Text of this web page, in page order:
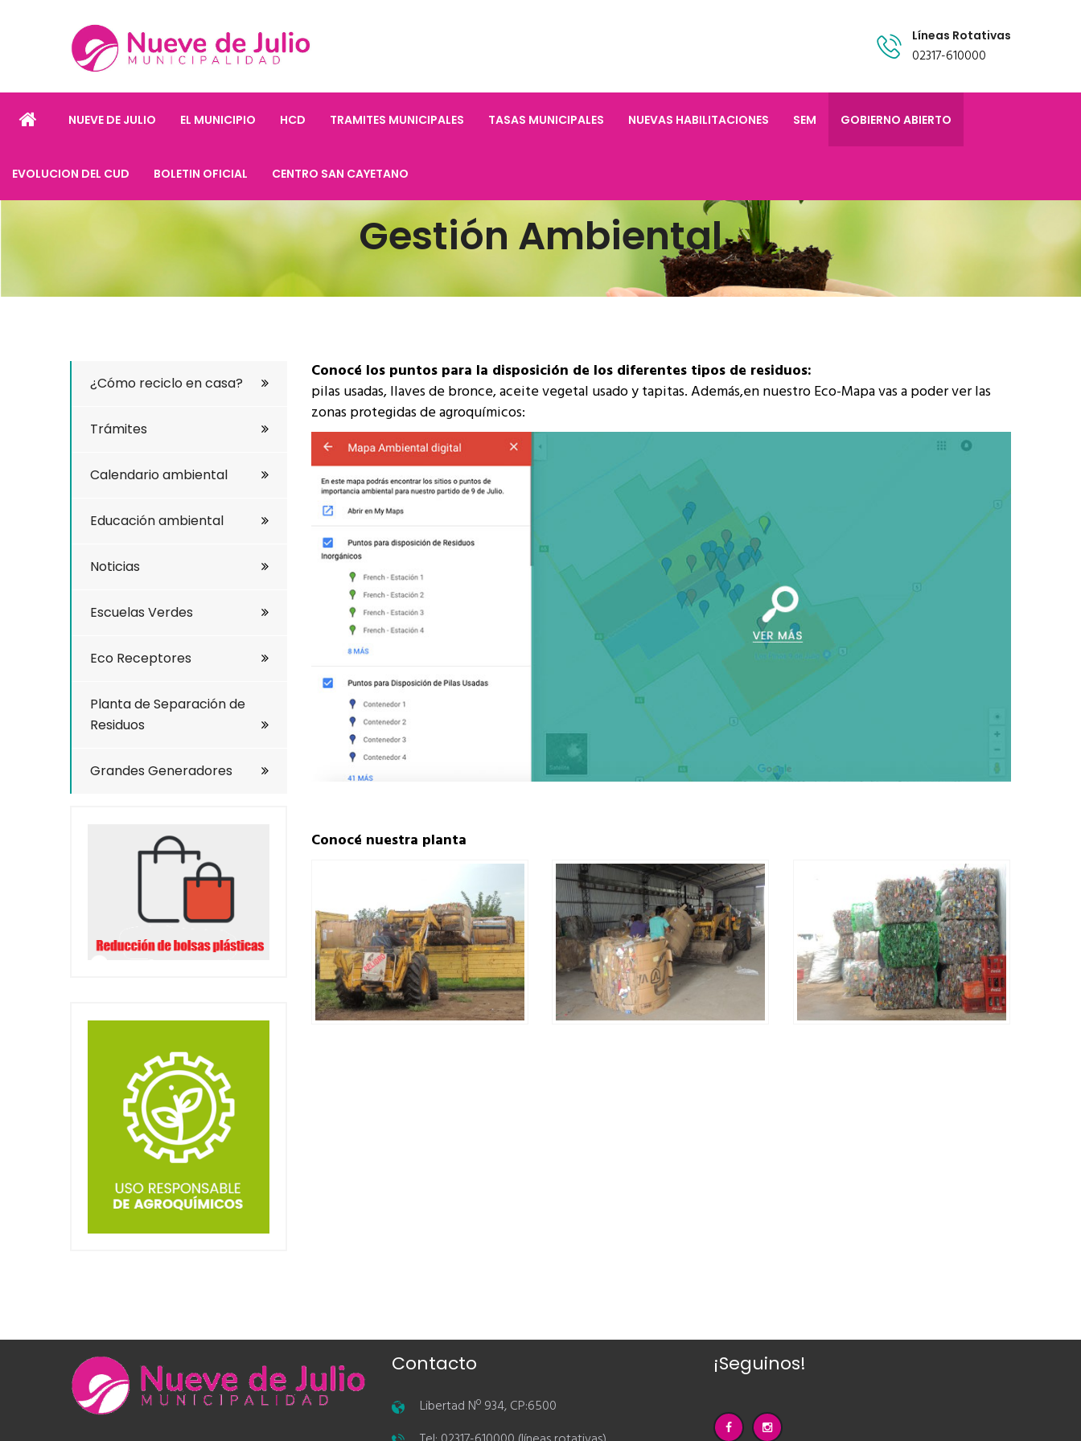
Líneas Rotativas
02317-610000
NUEVE DE JULIO EL MUNICIPIO HCD TRAMITES MUNICIPALES TASAS MUNICIPALES NUEVAS HABILITACIONES SEM GOBIERNO ABIERTO
EVOLUCION DEL CUD BOLETIN OFICIAL CENTRO SAN CAYETANO
Gestión Ambiental
Conocé los puntos para la disposición de los diferentes tipos de residuos:
pilas usadas, llaves de bronce, aceite vegetal usado y tapitas. Además,en nuestro Eco-Mapa vas a poder ver las
zonas protegidas de agroquímicos:
Conocé nuestra planta
¿Cómo reciclo en casa?
Trámites
Calendario ambiental
Educación ambiental
Noticias
Escuelas Verdes
Eco Receptores
Planta de Separación de
Residuos
Grandes Generadores
Contacto
Libertad Nº 934, CP:6500
¡Seguinos!